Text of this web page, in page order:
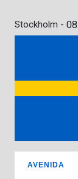
Stockholm -
AVENIDA